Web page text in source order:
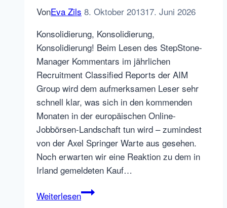
VonEva Zils 8. Oktober 201317. Juni 2026
Konsolidierung, Konsolidierung,
Konsolidierung! Beim Lesen des StepStone-
Manager Kommentars im jährlichen
Recruitment Classified Reports der AIM
Group wird dem aufmerksamen Leser sehr
schnell klar, was sich in den kommenden
Monaten in der europäischen Online-
Jobbörsen-Landschaft tun wird – zumindest
von der Axel Springer Warte aus gesehen.
Noch erwarten wir eine Reaktion zu dem in
Irland gemeldeten Kauf…
WeiterlesenStepStone